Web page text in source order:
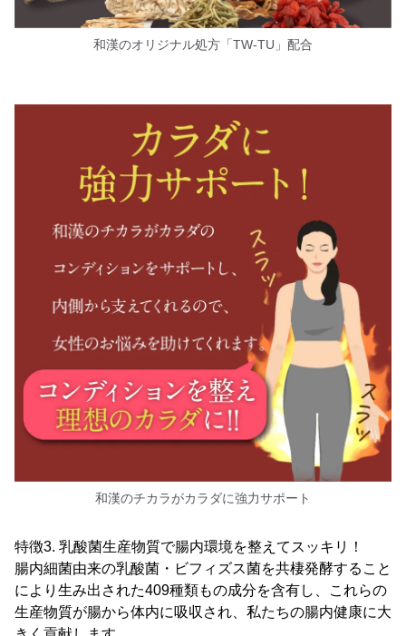
和漢のオリジナル処方「TW-TU」配合
和漢のチカラがカラダに強力サポート
特徴3. 乳酸菌生産物質で腸内環境を整えてスッキリ！
腸内細菌由来の乳酸菌・ビフィズス菌を共棲発酵すること
により生み出された409種類もの成分を含有し、これらの
生産物質が腸から体内に吸収され、私たちの腸内健康に大